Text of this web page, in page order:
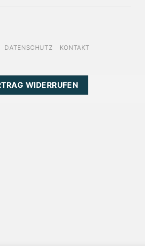
DATENSCHUTZ KONTAKT
WIDERRUFEN